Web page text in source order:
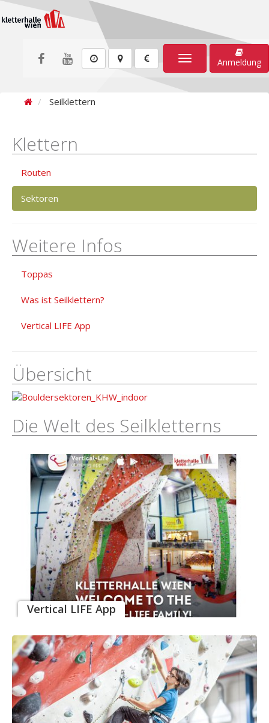
Toggle
navigation
Anmeldung
Seilklettern
Klettern
Routen
Sektoren
Weitere Infos
Toppas
Was ist Seilklettern?
Vertical LIFE App
Übersicht
Die Welt des Seilkletterns
Vertical LIFE App